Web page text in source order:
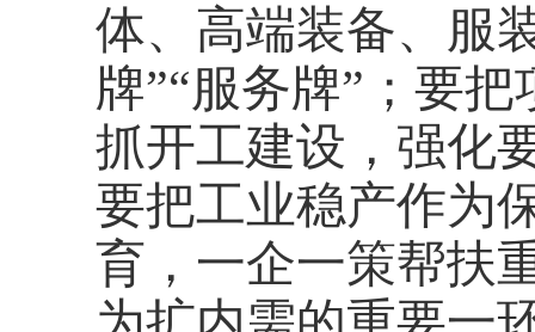
体、高端装备、服
牌”“服务牌”；要
抓开工建设，强化
要把工业稳产作为
育，一企一策帮扶